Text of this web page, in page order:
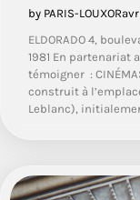
by PARIS-LOUXOR
ELDORADO 4,
1981 En partenariat
témoigner :
construit à
Leblanc),